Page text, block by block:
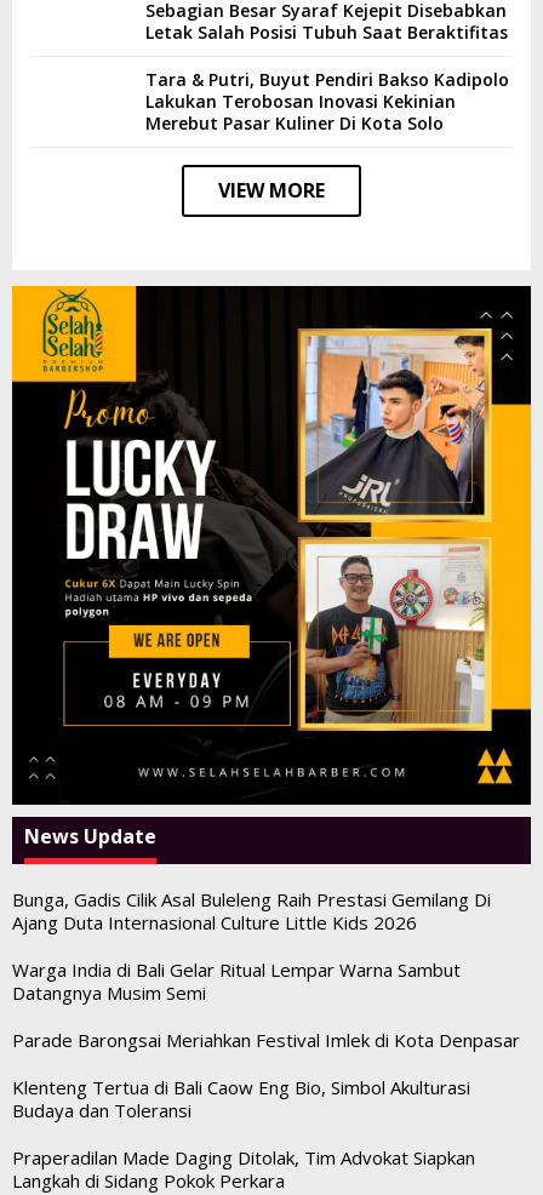
Sebagian Besar Syaraf Kejepit Disebabkan
Letak Salah Posisi Tubuh Saat Beraktifitas
Tara & Putri, Buyut Pendiri Bakso Kadipolo
Lakukan Terobosan Inovasi Kekinian
Merebut Pasar Kuliner Di Kota Solo
VIEW MORE
News Update
Bunga, Gadis Cilik Asal Buleleng Raih Prestasi Gemilang Di
Ajang Duta Internasional Culture Little Kids 2026
Warga India di Bali Gelar Ritual Lempar Warna Sambut
Datangnya Musim Semi
Parade Barongsai Meriahkan Festival Imlek di Kota Denpasar
Klenteng Tertua di Bali Caow Eng Bio, Simbol Akulturasi
Budaya dan Toleransi
Praperadilan Made Daging Ditolak, Tim Advokat Siapkan
Langkah di Sidang Pokok Perkara